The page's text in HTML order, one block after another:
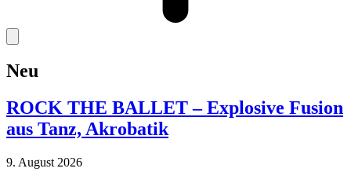
Neu
ROCK THE BALLET – Explosive Fusion
aus Tanz, Akrobatik
9. August 2026